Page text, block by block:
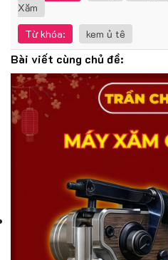
Xăm
Từ khóa:
kem ủ tê
Bài viết cùng chủ đề: